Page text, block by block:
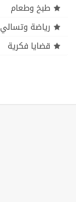
طبخ وطعام
رياضة وتسالي
قضايا فكرية